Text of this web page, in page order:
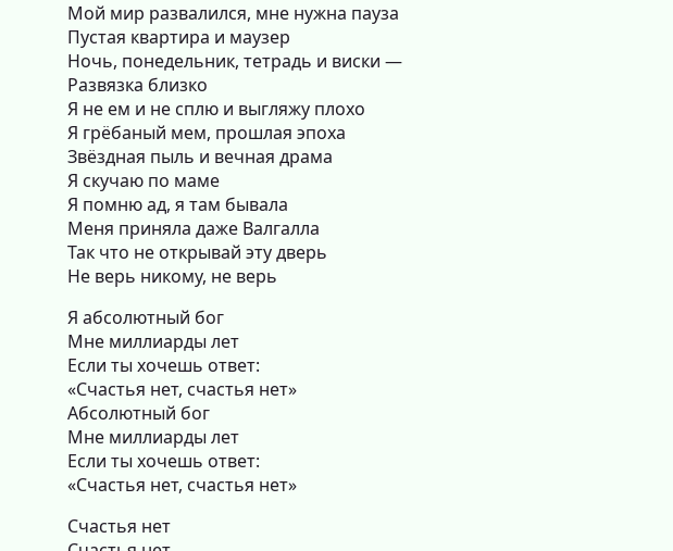
Мой мир развалился, мне нужна пауза
Пустая квартира и маузер
Ночь, понедельник, тетрадь и виски —
Развязка близко
Я не ем и не сплю и выгляжу плохо
Я грёбаный мем, прошлая эпоха
Звёздная пыль и вечная драма
Я скучаю по маме
Я помню ад, я там бывала
Меня приняла даже Валгалла
Так что не открывай эту дверь
Не верь никому, не верь
Я абсолютный бог
Мне миллиарды лет
Если ты хочешь ответ:
«Счастья нет, счастья нет»
Абсолютный бог
Мне миллиарды лет
Если ты хочешь ответ:
«Счастья нет, счастья нет»
Счастья нет